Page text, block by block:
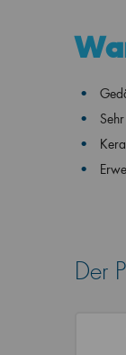
Der